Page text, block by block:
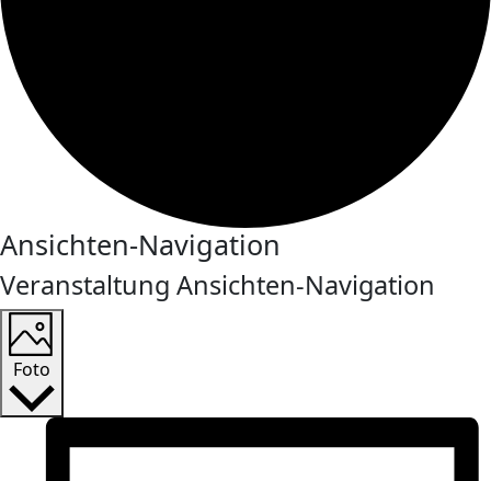
Veranstaltungen
Ansichten-Navigation
Veranstaltung Ansichten-Navigation
Foto